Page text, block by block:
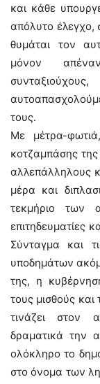
και κάθε
απόλυτο έλεγχο,
θυμάται τον
μόνον
τους.
Με μέτρα-
κοτζαμπάσης της
αλλεπάλληλους
μέρα και
τεκμήριο των
επιτηδευματίες
Σύνταγμα και
υποδημάτων
της, η
τους μισθούς
τινάζει στον
δραματικά την
ολόκληρο το
στο όνομα των